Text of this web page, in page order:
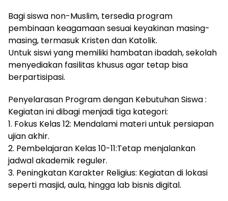
Bagi siswa non-Muslim, tersedia program
pembinaan keagamaan sesuai keyakinan masing-
masing, termasuk Kristen dan Katolik.
Untuk siswi yang memiliki hambatan ibadah, sekolah
menyediakan fasilitas khusus agar tetap bisa
berpartisipasi.
Penyelarasan Program dengan Kebutuhan Siswa :
Kegiatan ini dibagi menjadi tiga kategori:
1. Fokus Kelas 12: Mendalami materi untuk persiapan
ujian akhir.
2. Pembelajaran Kelas 10-11:Tetap menjalankan
jadwal akademik reguler.
3. Peningkatan Karakter Religius: Kegiatan di lokasi
seperti masjid, aula, hingga lab bisnis digital.